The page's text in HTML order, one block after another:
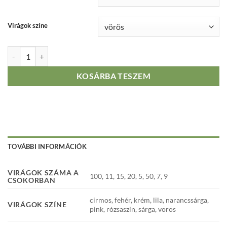
Virágok színe
KOSÁRBA TESZEM
TOVÁBBI INFORMÁCIÓK
VIRÁGOK SZÁMA A
CSOKORBAN
100, 11, 15, 20, 5, 50, 7, 9
VIRÁGOK SZÍNE
cirmos, fehér, krém, lila, narancssárga,
pink, rózsaszín, sárga, vörös